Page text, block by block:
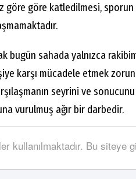
Bu siteye
göre göre katledilmesi,
bugün sahada yalnızca
karşı mücadele etmek zorunda
seyrini ve
vurulmuş ağır bir darbedir.
hatalarının artık “insani hata”